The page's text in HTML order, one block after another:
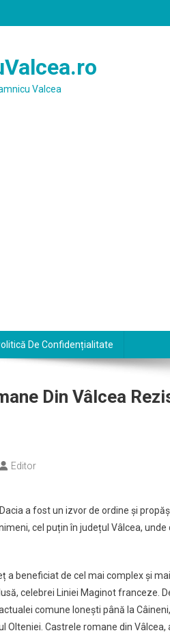
Valcea
De Confidențialitate
Din Vâlcea
Editor
a fost un izvor de ordine și
cel puțin în județul Vâlcea,
a beneficiat de cel mai complex și
celebrei Liniei Maginot franceze.
comune Ionești până la
Olteniei. Castrele romane din